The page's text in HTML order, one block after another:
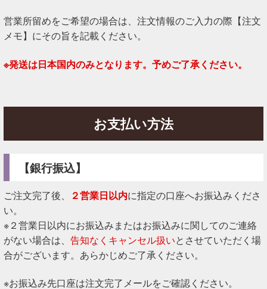
営業所留めをご希望の場合は、注文情報のご入力の際【注文
メモ】にその旨を記載ください。
※発送は日本国内のみとなります。予めご了承ください。
お支払い方法
【銀行振込】
ご注文完了後、 ２営業日以内に指定の口座へお振込みくださ
い。
※２営業日以内にお振込みまたはお振込みに関してのご連絡
がない場合は、 告知なくキャンセル扱いとさせていただく場
合がございます。あらかじめご了承ください。
※お振込み先口座は注文完了メールをご確認ください。